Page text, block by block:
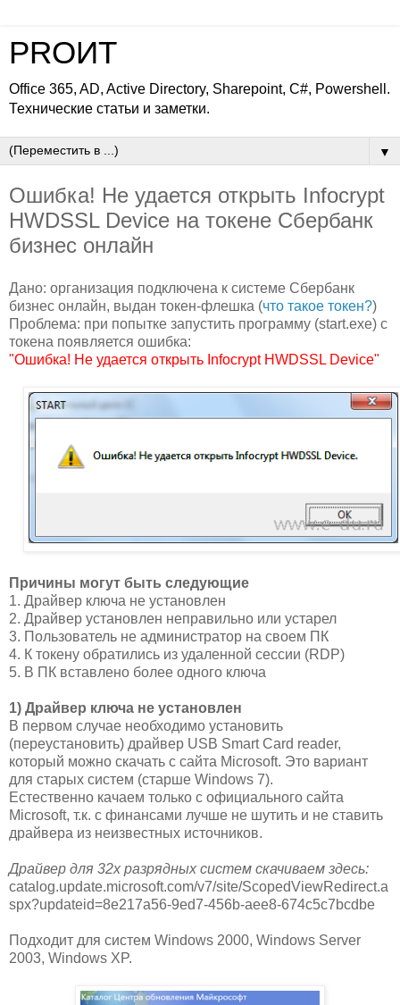
PROИТ
Office 365, AD, Active Directory, Sharepoint, C#, Powershell.
Технические статьи и заметки.
▼
Ошибка! Не удается открыть Infocrypt
HWDSSL Device на токене Сбербанк
бизнес онлайн
Дано: организация подключена к системе Сбербанк
бизнес онлайн, выдан токен-флешка (что такое токен?)
Проблема: при попытке запустить программу (start.exe) с
токена появляется ошибка:
"Ошибка! Не удается открыть Infocrypt HWDSSL Device"
Причины могут быть следующие
1. Драйвер ключа не установлен
2. Драйвер установлен неправильно или устарел
3. Пользователь не администратор на своем ПК
4. К токену обратились из удаленной сессии (RDP)
5. В ПК вставлено более одного ключа
1) Драйвер ключа не установлен
В первом случае необходимо установить
(переустановить) драйвер USB Smart Card reader,
который можно скачать с сайта Microsoft. Это вариант
для старых систем (старше Windows 7).
Естественно качаем только с официального сайта
Microsoft, т.к. с финансами лучше не шутить и не ставить
драйвера из неизвестных источников.
Драйвер для 32х разрядных систем скачиваем здесь:
catalog.update.microsoft.com/v7/site/ScopedViewRedirect.a
spx?updateid=8e217a56-9ed7-456b-aee8-674c5c7bcdbe
Подходит для систем Windows 2000, Windows Server
2003, Windows XP.